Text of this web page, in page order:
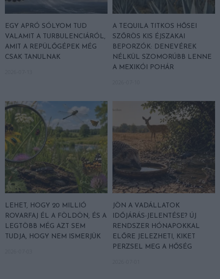
EGY APRÓ SÓLYOM TUD
VALAMIT A TURBULENCIÁRÓL,
AMIT A REPÜLŐGÉPEK MÉG
CSAK TANULNAK
A TEQUILA TITKOS HŐSEI
SZŐRÖS KIS ÉJSZAKAI
BEPORZÓK: DENEVÉREK
NÉLKÜL SZOMORÚBB LENNE
A MEXIKÓI POHÁR
LEHET, HOGY 20 MILLIÓ
ROVARFAJ ÉL A FÖLDÖN, ÉS A
LEGTÖBB MÉG AZT SEM
TUDJA, HOGY NEM ISMERJÜK
JÖN A VADÁLLATOK
IDŐJÁRÁS-JELENTÉSE? ÚJ
RENDSZER HÓNAPOKKAL
ELŐRE JELEZHETI, KIKET
PERZSEL MEG A HŐSÉG